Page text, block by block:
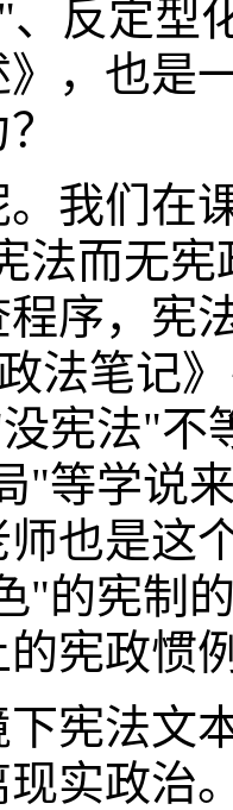
、反定
，也是
我们在
法而无
序，宪
法笔记
宪法"不
"等学说
师也是这
"的宪制
宪政惯
下宪法文
实政治